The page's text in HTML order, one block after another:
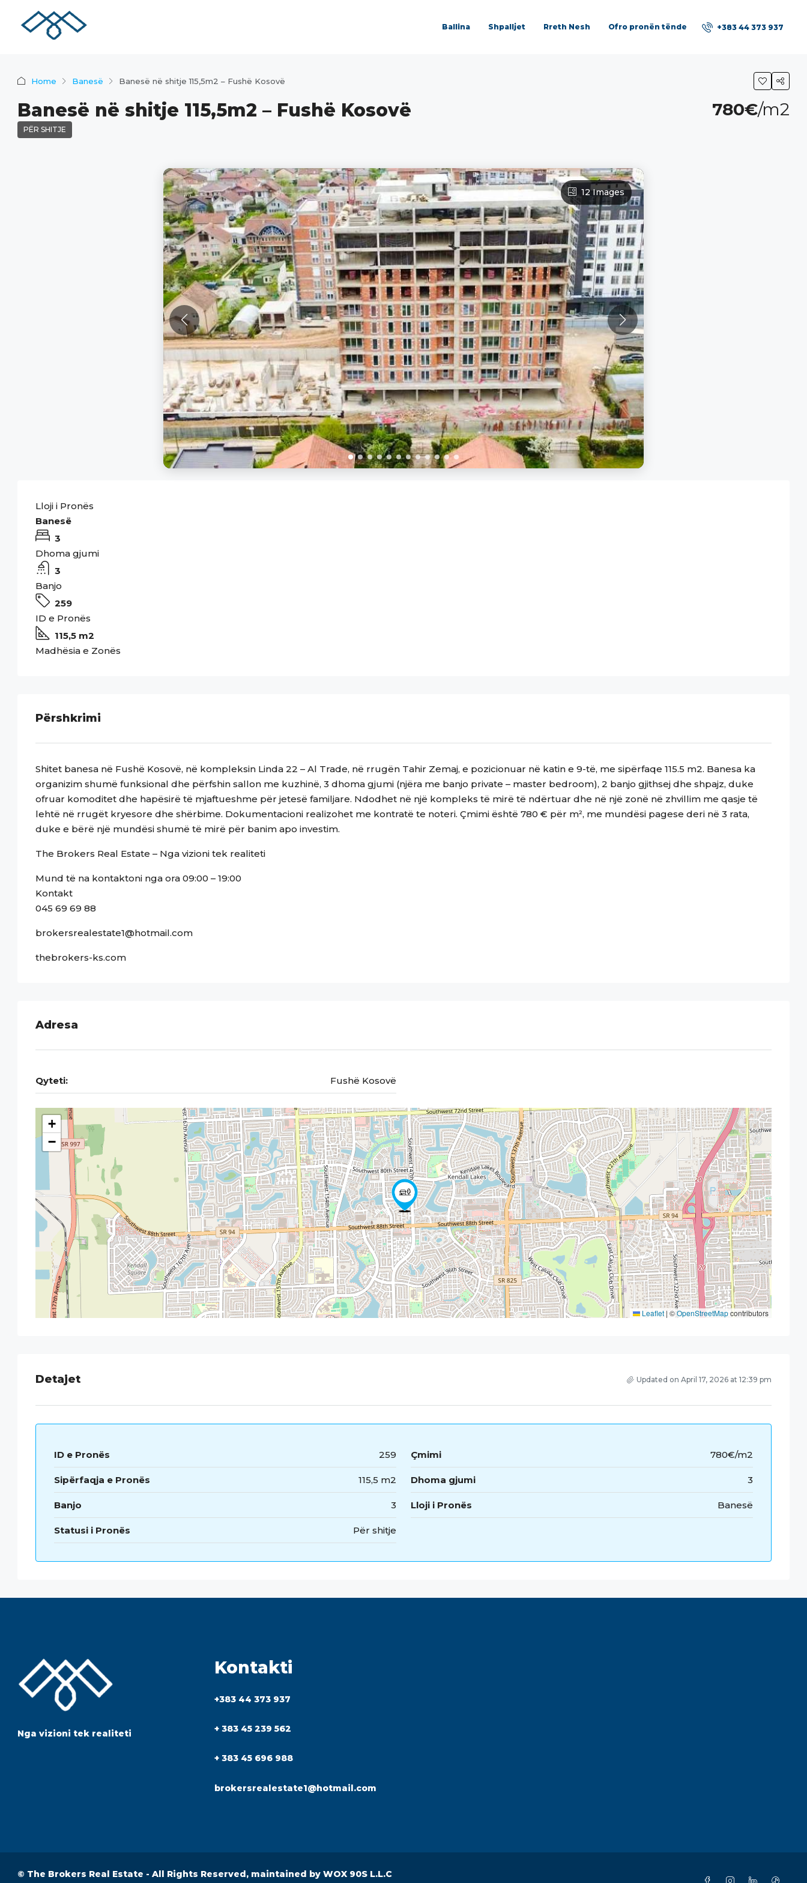
Ballina Shpalljet Rreth Nesh Ofro pronën tënde +383 44 373 937
Home Banesë Banesë në shitje 115,5m2 – Fushë Kosovë
Banesë në shitje 115,5m2 – Fushë Kosovë
PËR SHITJE
780€/m2
12 Images
Lloji i Pronës
Banesë
3
Dhoma gjumi
3
Banjo
259
ID e Pronës
115,5 m2
Madhësia e Zonës
Përshkrimi
Shitet banesa në Fushë Kosovë, në kompleksin Linda 22 – Al Trade, në rrugën Tahir Zemaj, e pozicionuar në katin e 9-të, me sipërfaqe 115.5 m2. Banesa ka
organizim shumë funksional dhe përfshin sallon me kuzhinë, 3 dhoma gjumi (njëra me banjo private – master bedroom), 2 banjo gjithsej dhe shpajz, duke
ofruar komoditet dhe hapësirë të mjaftueshme për jetesë familjare. Ndodhet në një kompleks të mirë të ndërtuar dhe në një zonë në zhvillim me qasje të
lehtë në rrugët kryesore dhe shërbime. Dokumentacioni realizohet me kontratë te noteri. Çmimi është 780 € për m², me mundësi pagese deri në 3 rata,
duke e bërë një mundësi shumë të mirë për banim apo investim.
The Brokers Real Estate – Nga vizioni tek realiteti
Mund të na kontaktoni nga ora 09:00 – 19:00
Kontakt
045 69 69 88
brokersrealestate1@hotmail.com
thebrokers-ks.com
Adresa
Qyteti: Fushë Kosovë
+
−
Leaflet | ©OpenStreetMapcontributors
Detajet Updated on April 17, 2026 at 12:39 pm
ID e Pronës 259 Çmimi 780€/m2
Sipërfaqja e Pronës 115,5 m2 Dhoma gjumi 3
Banjo 3 Lloji i Pronës Banesë
Statusi i Pronës Për shitje
Nga vizioni tek realiteti
Kontakti
+383 44 373 937
+ 383 45 239 562
+ 383 45 696 988
brokersrealestate1@hotmail.com
© The Brokers Real Estate - All Rights Reserved, maintained by WOX 90S L.L.C